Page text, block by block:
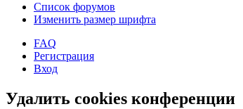
Список форумов
Изменить размер шрифта
FAQ
Регистрация
Вход
Удалить cookies конференции